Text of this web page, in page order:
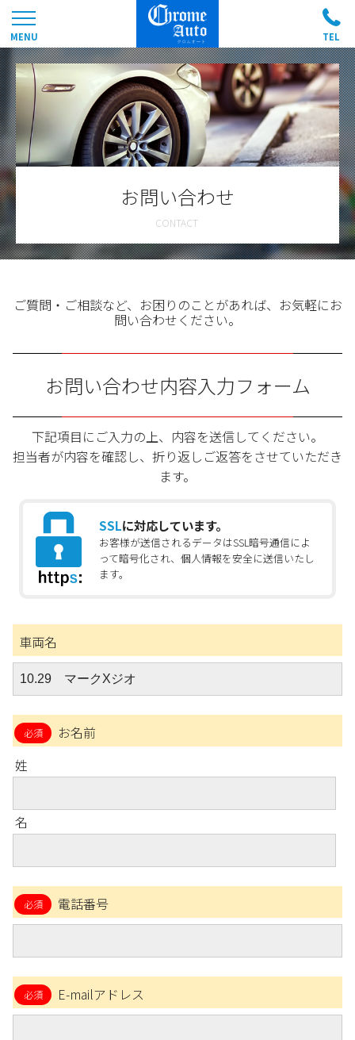
お問い合わせ
ご質問・ご相談など、お困りのことがあれば、お気軽にお
問い合わせください。
お問い合わせ内容入力フォーム
下記項目にご入力の上、内容を送信してください。
担当者が内容を確認し、折り返しご返答をさせていただき
ます。
SSLに対応しています。
お客様が送信されるデータはSSL暗号通信によ
って暗号化され、個人情報を安全に送信いたし
ます。
車両名
お名前
姓
名
電話番号
E-mailアドレス